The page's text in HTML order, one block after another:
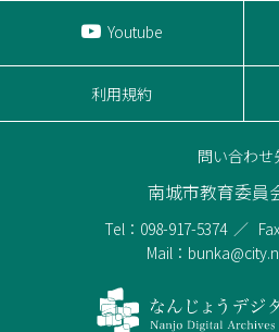
Youtube
利用規約
問い合わせ
南城市教育委員
Tel：098-917-5374
Mail：